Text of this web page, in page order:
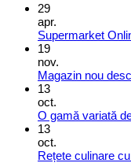
29
apr.
Supermarket
19
nov.
Magazin nou
13
oct.
O gamă variată
13
oct.
Rețete culinare